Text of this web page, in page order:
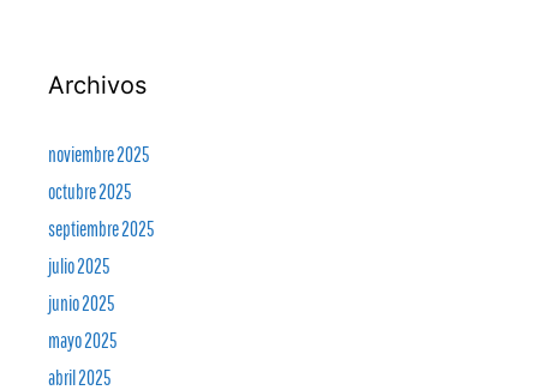
Archivos
noviembre 2025
octubre 2025
septiembre 2025
julio 2025
junio 2025
mayo 2025
abril 2025